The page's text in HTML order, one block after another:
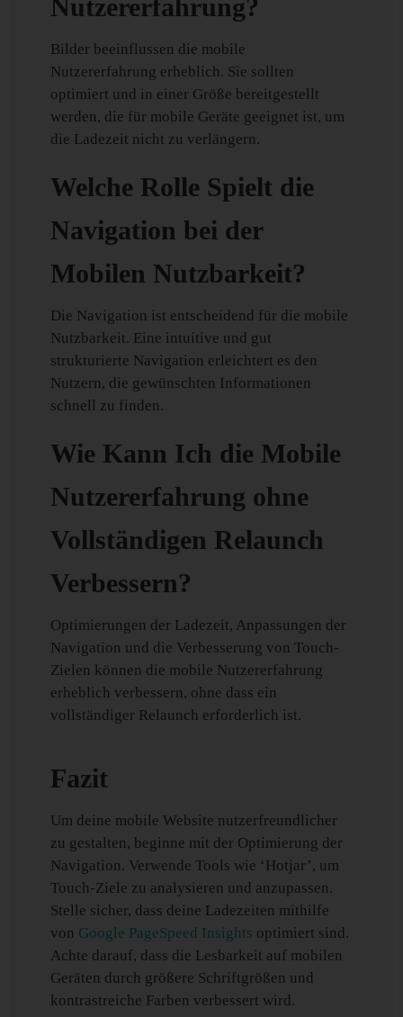
Nutzererfahrung?
Bilder beeinflussen die mobile
Nutzererfahrung erheblich. Sie sollten
optimiert und in einer Größe bereitgestellt
werden, die für mobile Geräte geeignet ist, um
die Ladezeit nicht zu verlängern.
Welche Rolle Spielt die
Navigation bei der
Mobilen Nutzbarkeit?
Die Navigation ist entscheidend für die mobile
Nutzbarkeit. Eine intuitive und gut
strukturierte Navigation erleichtert es den
Nutzern, die gewünschten Informationen
schnell zu finden.
Wie Kann Ich die Mobile
Nutzererfahrung ohne
Vollständigen Relaunch
Verbessern?
Optimierungen der Ladezeit, Anpassungen der
Navigation und die Verbesserung von Touch-
Zielen können die mobile Nutzererfahrung
erheblich verbessern, ohne dass ein
vollständiger Relaunch erforderlich ist.
Fazit
Um deine mobile Website nutzerfreundlicher
zu gestalten, beginne mit der Optimierung der
Navigation. Verwende Tools wie ‘Hotjar’, um
Touch-Ziele zu analysieren und anzupassen.
Stelle sicher, dass deine Ladezeiten mithilfe
von Google PageSpeed Insights optimiert sind.
Achte darauf, dass die Lesbarkeit auf mobilen
Geräten durch größere Schriftgrößen und
kontrastreiche Farben verbessert wird.